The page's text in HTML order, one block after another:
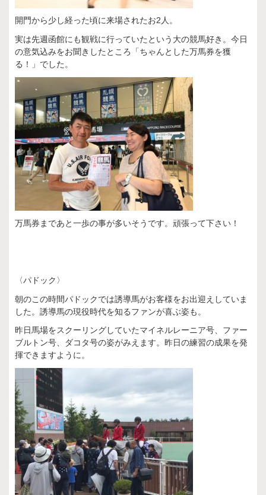
開門から少し経った頃に来場されたお2人。
実は先週函館にも観戦に行っていたという大の競馬好き。今日
の意気込みをお聞きしたところ「ちゃんとした万馬券を獲
る！」でした。
万馬券まであと一歩の事が多いそうです。頑張って下さい！
〈パドック〉
朝のこの時間パドックでは誘導馬がお客様をお出迎えしていま
した。誘導馬の現役時代を知るファンが喜ぶ姿も。
昨日馬場をスクーリングしていたマイネルレーニア号、ファー
ブルトン号、ダコタ号の姿がみえます。昨日の練習の成果を発
揮できますように。